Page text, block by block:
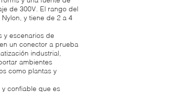
de 300V. El rango del
y tiene de 2 a 4
y escenarios de
un conector a prueba
industrial,
ambientes
como plantas y
confiable que es